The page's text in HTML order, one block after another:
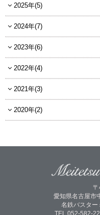
2025年(5)
2024年(7)
2023年(6)
2022年(4)
2021年(3)
2020年(2)
愛知県名古屋市
名鉄バスター
TEL.052-582-